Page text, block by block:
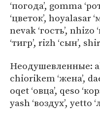
‘погода’, gomma
‘цветок’, hoyalasar
nevak ‘гость’, nhizo
‘тигр’, rizh ‘сын’,
Неодушевленные:
chiorikem ‘жена’,
oqet ‘овца’, qeso
yash ‘воздух’, yetto